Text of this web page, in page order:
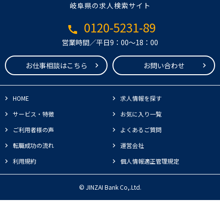
岐阜県の求人検索サイト
call 0120-5231-89
営業時間／平日9：00～18：00
お仕事相談はこちら お問い合わせ
HOME
求人情報を探す
サービス・特徴
お気に入り一覧
ご利用者様の声
よくあるご質問
転職成功の流れ
運営会社
利用規約
個人情報適正管理規定
© JINZAI Bank Co,.Ltd.